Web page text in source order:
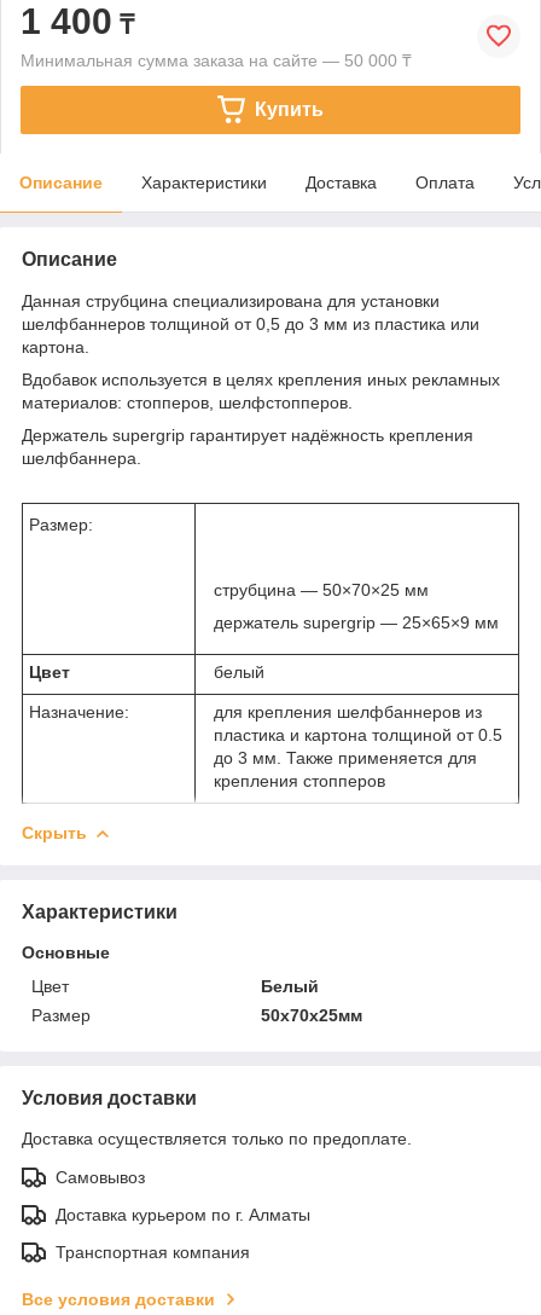
1 400 ₸
Минимальная сумма заказа на сайте — 50 000 ₸
Купить
Описание Характеристики Доставка Оплата
Описание
Данная струбцина специализирована для установки
шелфбаннеров толщиной от 0,5 до 3 мм из пластика или
картона.
Вдобавок используется в целях крепления иных рекламных
материалов: стопперов, шелфстопперов.
Держатель supergrip гарантирует надёжность крепления
шелфбаннера.
Размер:
струбцина — 50×70×25 мм
держатель supergrip — 25×65×9 мм
Цвет белый
Назначение: для крепления шелфбаннеров из
пластика и картона толщиной от 0.5
до 3 мм. Также применяется для
крепления стопперов
Скрыть
Характеристики
Основные
Цвет
Белый
Размер
50х70х25мм
Условия доставки
Доставка осуществляется только по предоплате.
Самовывоз
Доставка курьером по г. Алматы
Транспортная компания
Все условия доставки